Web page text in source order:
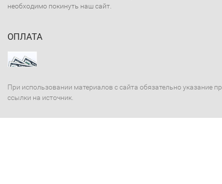
необходимо покинуть наш сайт.
ОПЛАТА
При использовании материалов с сайта обязательно указание
ссылки на источник.